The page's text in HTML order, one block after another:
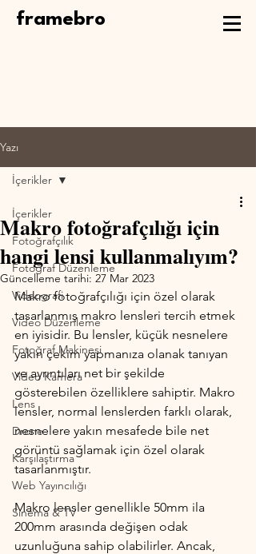
framebro
Yazı
İçerikler
Fotoğrafçılık
Fotoğraf Düzenleme
Videografi
Video Düzenleme
Fotoğraf Makinesi
Video Kamera
Lens
Drone
Karşılaştırma
Web Yayıncılığı
Sinema & TV
İçerikler
Makro fotoğrafçılığı için
hangi lensi kullanmalıyım?
Güncelleme tarihi: 27 Mar 2023
Makro fotoğrafçılığı için özel olarak
tasarlanmış makro lensleri tercih etmek
en iyisidir. Bu lensler, küçük nesnelere
yakın çekim yapmanıza olanak tanıyan
ve ayrıntıları net bir şekilde
gösterebilen özelliklere sahiptir. Makro
lensler, normal lenslerden farklı olarak,
nesnelere yakın mesafede bile net
görüntü sağlamak için özel olarak
tasarlanmıştır.
Makro lensler genellikle 50mm ila
200mm arasında değişen odak
uzunluğuna sahip olabilirler. Ancak,